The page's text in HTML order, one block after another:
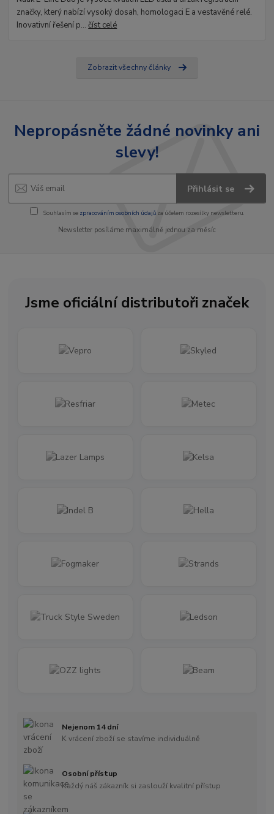
značky, který nabízí vysoký dosah, homologaci E a vestavěné relé.
Inovativní řešení p...číst celé
Zobrazit všechny články
Nepropásněte žádné novinky ani
slevy!
Přihlásit se
Souhlasím se zpracováním osobních údajůza účelem rozesílky newsletteru.
Newsletter posíláme maximálně jednou za měsíc
Jsme oficiální distributoři značek
Nejenom 14 dní
K vrácení zboží se stavíme individuálně
Osobní přístup
Každý náš zákazník si zaslouží kvalitní přístup